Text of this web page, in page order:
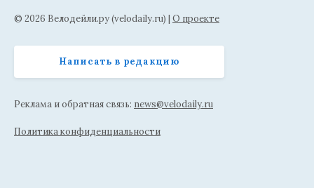
© 2026 Велодейли.ру (velodaily.ru) | О проекте
Написать в редакцию
Реклама и обратная связь: news@velodaily.ru
Политика конфиденциальности